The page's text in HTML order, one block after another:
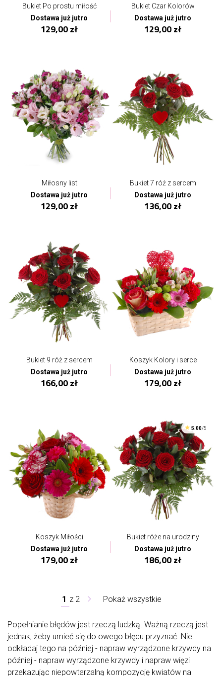
Bukiet Po prostu miłość
Dostawa już jutro
129,00 zł
Bukiet Czar Kolorów
Dostawa już jutro
129,00 zł
Miłosny list
Dostawa już jutro
129,00 zł
Bukiet 7 róż z sercem
Dostawa już jutro
136,00 zł
Bukiet 9 róż z sercem
Dostawa już jutro
166,00 zł
Koszyk Kolory i serce
Dostawa już jutro
179,00 zł
Koszyk Miłości
Dostawa już jutro
179,00 zł
5.00/5
Bukiet róże na urodziny
Dostawa już jutro
186,00 zł
1 z 2 Pokaż wszystkie
Popełnianie błędów jest rzeczą ludzką. Ważną rzeczą jest
jednak, żeby umieć się do owego błędu przyznać. Nie
odkładaj tego na później - napraw wyrządzone krzywdy na
później - napraw wyrządzone krzywdy i napraw więzi
przekazując niepowtarzalną kompozycję kwiatów na